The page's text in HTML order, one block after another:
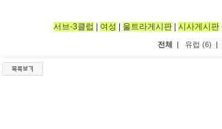
서브-3클럽 여성 울트라게시판| 시사게시판|
전체 | 유럽 (6) |